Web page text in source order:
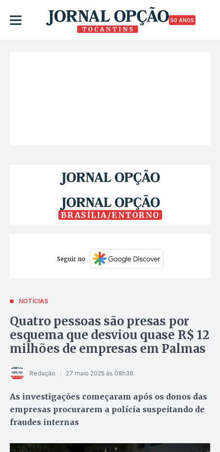
50 ANOS
BRASÍLIA/ENTORNO
Seguir no
NOTÍCIAS
Quatro pessoas são presas por
esquema que desviou quase R$ 12
milhões de empresas em Palmas
Redação 27 maio 2025 às 08h36
As investigações começaram após os donos das
empresas procurarem a polícia suspeitando de
fraudes internas